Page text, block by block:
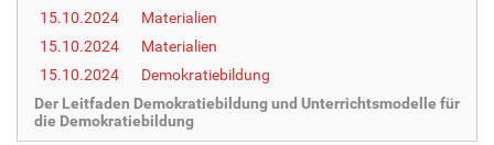
15.10.2024
Materialien
15.10.2024
Materialien
15.10.2024
Demokratiebildung
Der Leitfaden Demokratiebildung und Unterrichtsmodelle für
die Demokratiebildung